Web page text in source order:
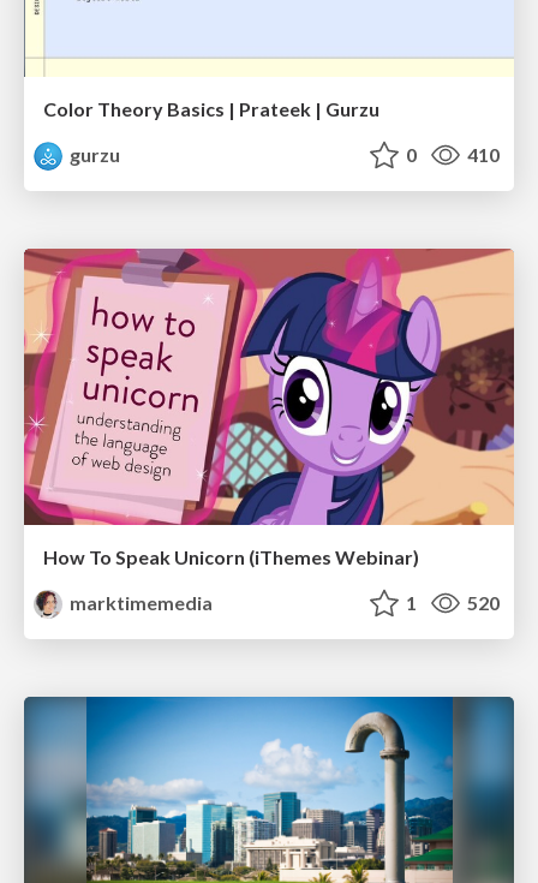
Color Theory Basics | Prateek | Gurzu
gurzu
0 410
How To Speak Unicorn (iThemes Webinar)
marktimemedia
1 520